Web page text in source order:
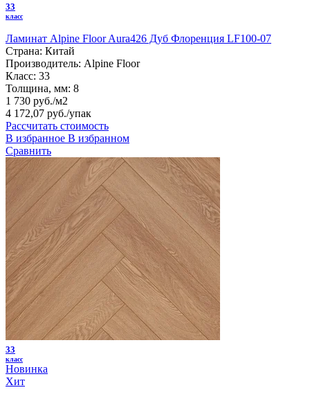
33
класс
Ламинат Alpine Floor Aura426 Дуб Флоренция LF100-07
Страна: Китай
Производитель: Alpine Floor
Класс: 33
Толщина, мм: 8
1 730 руб./м2
4 172,07 руб./упак
Рассчитать стоимость
В избранное В избранном
Сравнить
33
класс
Новинка
Хит